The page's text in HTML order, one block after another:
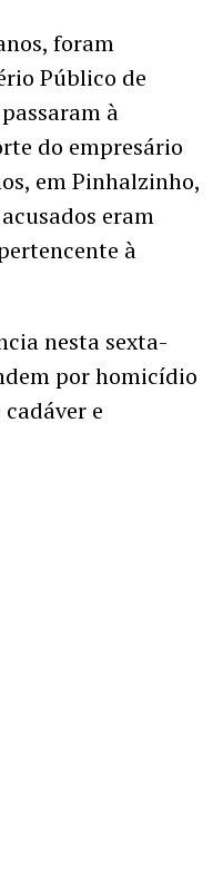
foram
Público de
à
do empresário
em Pinhalzinho,
eram
à
nesta sexta-
por homicídio
e